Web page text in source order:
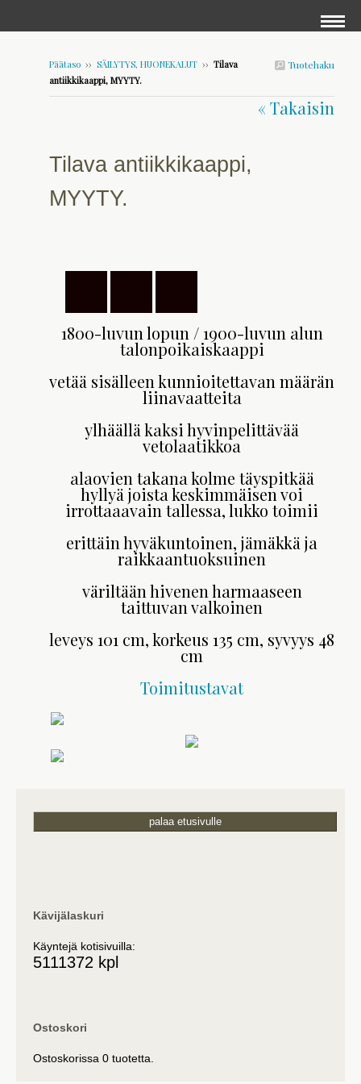
Tuotehaku
Päätaso ›› SÄILYTYS, HUONEKALUT ›› Tilava
antiikkikaappi, MYYTY.
« Takaisin
Tilava antiikkikaappi,
MYYTY.
1800-luvun lopun / 1900-luvun alun
talonpoikaiskaappi
vetää sisälleen kunnioitettavan määrän
liinavaatteita
ylhäällä kaksi hyvinpelittävää
vetolaatikkoa
alaovien takana kolme täyspitkää
hyllyä joista keskimmäisen voi
irrottaaavain tallessa, lukko toimii
erittäin hyväkuntoinen, jämäkkä ja
raikkaantuoksuinen
väriltään hivenen harmaaseen
taittuvan valkoinen
leveys 101 cm, korkeus 135 cm, syvyys 48
cm
Toimitustavat
palaa etusivulle
Kävijälaskuri
Käyntejä kotisivuilla:
5111372 kpl
Ostoskori
Ostoskorissa 0 tuotetta.